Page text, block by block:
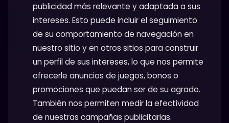
publicidad más relevante y adaptada a sus
intereses. Esto puede incluir el seguimiento
de su comportamiento de navegación en
nuestro sitio y en otros sitios para construir
un perfil de sus intereses, lo que nos permite
ofrecerle anuncios de juegos, bonos o
promociones que puedan ser de su agrado.
También nos permiten medir la efectividad
de nuestras campañas publicitarias.